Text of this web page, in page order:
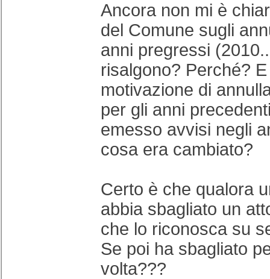
Ancora non mi è
del Comune sugli
anni pregressi
risalgono? Perché?
motivazione di
per gli anni
emesso avvisi negli
cosa era cambiato?
Certo è che qualora
abbia sbagliato un
che lo riconosca su
Se poi ha sbagliato
volta???